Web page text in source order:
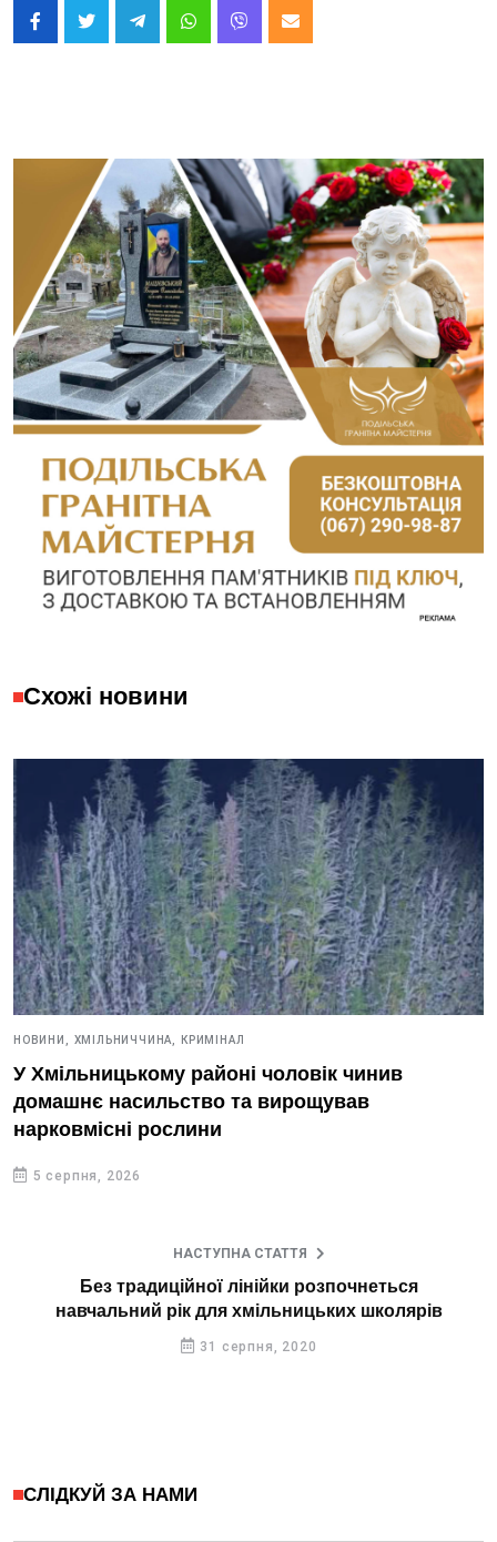
Схожі новини
НОВИНИ, ХМІЛЬНИЧЧИНА, КРИМІНАЛ
У Хмільницькому районі чоловік чинив
домашнє насильство та вирощував
нарковмісні рослини
5 серпня, 2026
НАСТУПНА СТАТТЯ
Без традиційної лінійки розпочнеться
навчальний рік для хмільницьких школярів
31 серпня, 2020
СЛІДКУЙ ЗА НАМИ